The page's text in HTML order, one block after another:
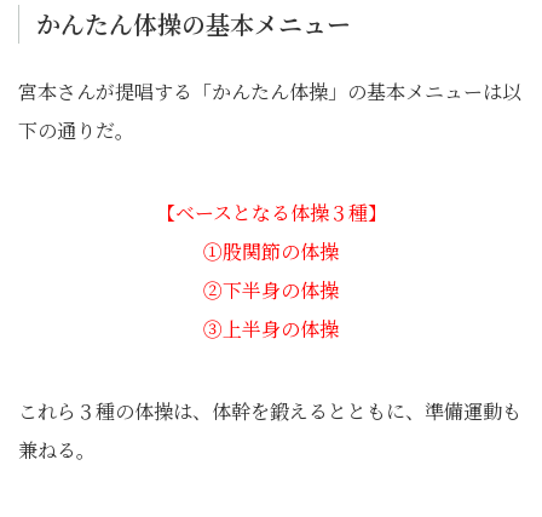
かんたん体操の基本メニュー
宮本さんが提唱する「かんたん体操」の基本メニューは以
下の通りだ。
【ベースとなる体操３種】
①股関節の体操
②下半身の体操
③上半身の体操
これら３種の体操は、体幹を鍛えるとともに、準備運動も
兼ねる。